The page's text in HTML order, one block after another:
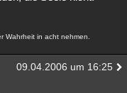
Wahrheit in acht nehmen.
09.04.2006 um 16:25